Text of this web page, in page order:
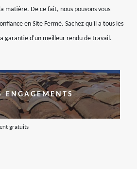
matière. De ce fait, nous pouvons vous
en Site Fermé. Sachez qu'il a tous les
garantie d'un meilleur rendu de travail.
ENGAGEMENTS
gratuits